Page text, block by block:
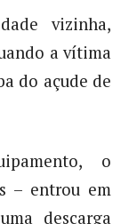
vizinha,
a vítima
do açude de
o
– entrou em
descarga